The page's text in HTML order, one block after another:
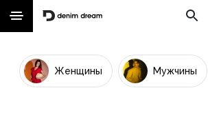
Женщины Мужчины